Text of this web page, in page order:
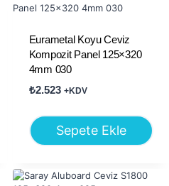
Eurametal Koyu Ceviz
Kompozit Panel 125×320
4mm 030
₺2.523 +KDV
Sepete Ekle